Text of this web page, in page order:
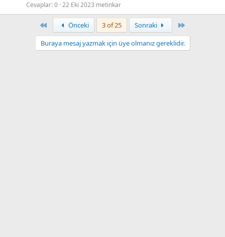
Cevaplar 0 22 Eki 2023 metinkar
Önceki 3 of 25 Sonraki
Buraya mesaj yazmak için üye olmanız gereklidir.